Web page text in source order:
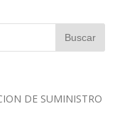
DE SUMINISTRO